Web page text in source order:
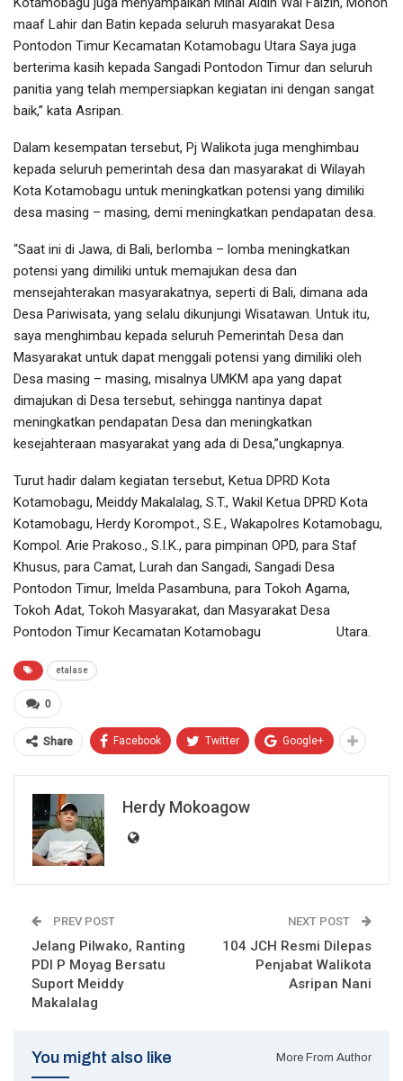
maaf Lahir dan Batin kepada seluruh masyarakat Desa
Pontodon Timur Kecamatan Kotamobagu Utara Saya juga
berterima kasih kepada Sangadi Pontodon Timur dan seluruh
panitia yang telah mempersiapkan kegiatan ini dengan sangat
baik,” kata Asripan.
Dalam kesempatan tersebut, Pj Walikota juga menghimbau
kepada seluruh pemerintah desa dan masyarakat di Wilayah
Kota Kotamobagu untuk meningkatkan potensi yang dimiliki
desa masing – masing, demi meningkatkan pendapatan desa.
“Saat ini di Jawa, di Bali, berlomba – lomba meningkatkan
potensi yang dimiliki untuk memajukan desa dan
mensejahterakan masyarakatnya, seperti di Bali, dimana ada
Desa Pariwisata, yang selalu dikunjungi Wisatawan. Untuk itu,
saya menghimbau kepada seluruh Pemerintah Desa dan
Masyarakat untuk dapat menggali potensi yang dimiliki oleh
Desa masing – masing, misalnya UMKM apa yang dapat
dimajukan di Desa tersebut, sehingga nantinya dapat
meningkatkan pendapatan Desa dan meningkatkan
kesejahteraan masyarakat yang ada di Desa,”ungkapnya.
Turut hadir dalam kegiatan tersebut, Ketua DPRD Kota
Kotamobagu, Meiddy Makalalag, S.T., Wakil Ketua DPRD Kota
Kotamobagu, Herdy Korompot., S.E., Wakapolres Kotamobagu,
Kompol. Arie Prakoso., S.I.K., para pimpinan OPD, para Staf
Khusus, para Camat, Lurah dan Sangadi, Sangadi Desa
Pontodon Timur, Imelda Pasambuna, para Tokoh Agama,
Tokoh Adat, Tokoh Masyarakat, dan Masyarakat Desa
Pontodon Timur Kecamatan Kotamobagu Utara.
etalase
0
Share Facebook Twitter Google+
Herdy Mokoagow
PREV POST
Jelang Pilwako, Ranting
PDI P Moyag Bersatu
Suport Meiddy
Makalalag
NEXT POST
104 JCH Resmi Dilepas
Penjabat Walikota
Asripan Nani
You might also like More From Author